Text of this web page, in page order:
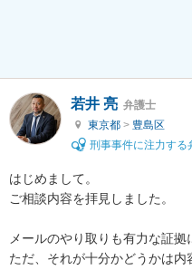
若井 亮 弁護士
東京都 > 豊島区
刑事事件に注力する
はじめまして。
ご相談内容を拝見しました。
メールのやり取りも有力な証拠
ただ、それが十分かどうかは